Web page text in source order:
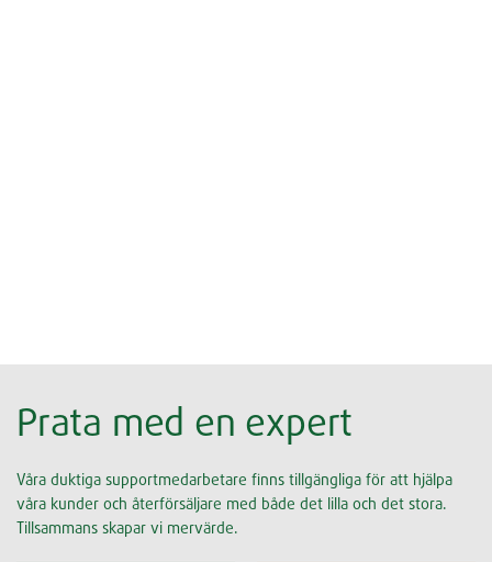
Prata med en expert
Våra duktiga supportmedarbetare finns tillgängliga för att hjälpa
våra kunder och återförsäljare med både det lilla och det stora.
Tillsammans skapar vi mervärde.